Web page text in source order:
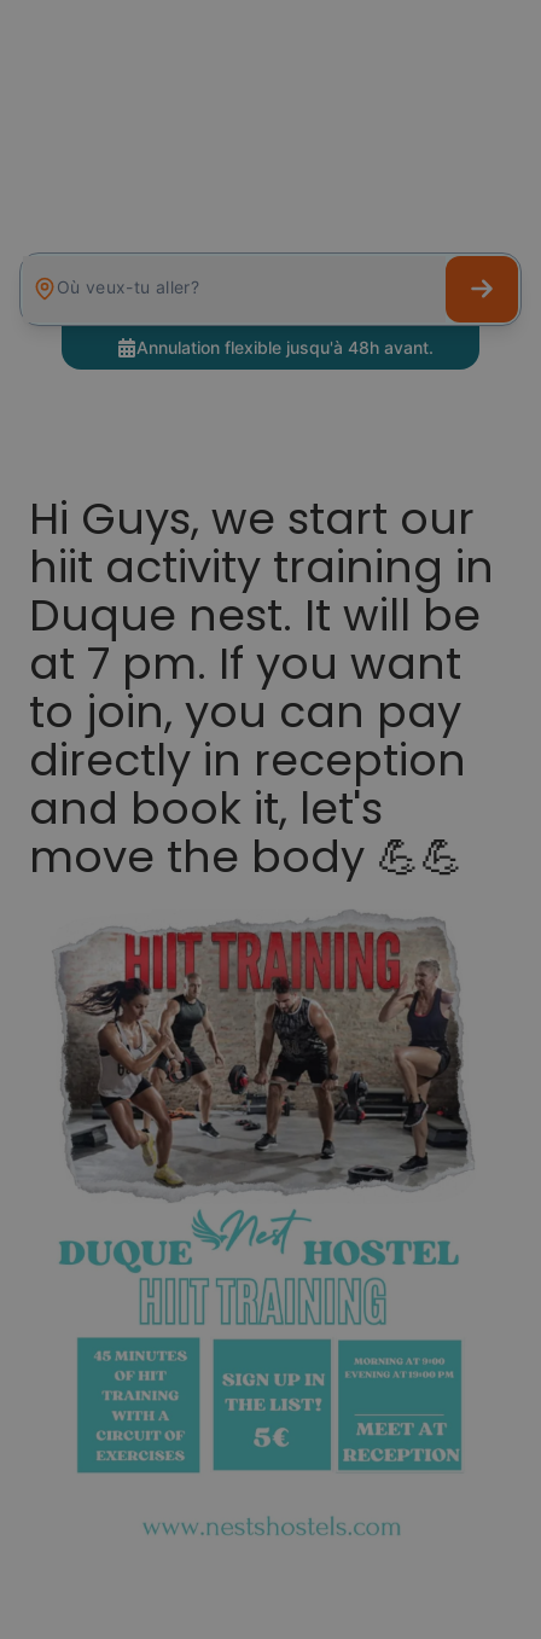
Où veux-tu aller?
Annulation flexible jusqu'à 48h avant.
Hi Guys, we start our
hiit activity training in
Duque nest. It will be
at 7 pm. If you want
to join, you can pay
directly in reception
and book it, let's
move the body 💪💪